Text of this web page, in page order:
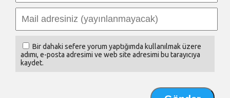
Bir dahaki sefere yorum yaptığımda kullanılmak üzere
adımı, e-posta adresimi ve web site adresimi bu tarayıcıya
kaydet.